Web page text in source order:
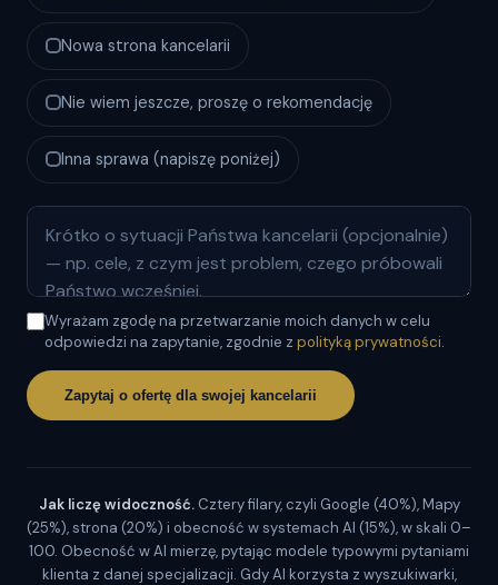
Nowa strona kancelarii
Nie wiem jeszcze, proszę o rekomendację
Inna sprawa (napiszę poniżej)
Wyrażam zgodę na przetwarzanie moich danych w celu
odpowiedzi na zapytanie, zgodnie z polityką prywatności.
Zapytaj o ofertę dla swojej kancelarii
Jak liczę widoczność.Cztery filary, czyli Google (40%), Mapy
(25%), strona (20%) i obecność w systemach AI (15%), w skali 0–
100. Obecność w AI mierzę, pytając modele typowymi pytaniami
klienta z danej specjalizacji. Gdy AI korzysta z wyszukiwarki,